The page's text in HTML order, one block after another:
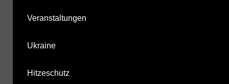
Veranstaltungen
Ukraine
Hitzeschutz